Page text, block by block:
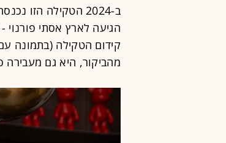
ב-2024 הטקילה
קידום הטקילה (בתמונה
מהביקור, היא גם מעבירה